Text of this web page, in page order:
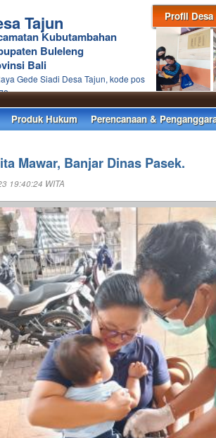
Profil Desa
Tajun
Kubutambahan
Buleleng
Bali
Gede Siadi Desa Tajun, kode pos
Produk Hukum Perencanaan &
Mawar, Banjar Dinas Pasek.
19:40:24 WITA